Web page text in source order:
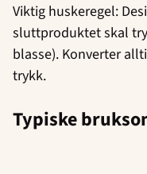
Viktig huskeregel:
sluttproduktet skal
blasse). Konverter
trykk.
Typiske